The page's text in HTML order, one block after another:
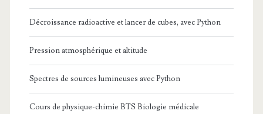
Décroissance radioactive et lancer de cubes, avec Python
Pression atmosphérique et altitude
Spectres de sources lumineuses avec Python
Cours de physique-chimie BTS Biologie médicale